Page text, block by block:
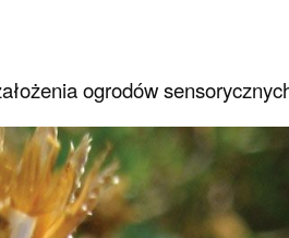
ogrodów